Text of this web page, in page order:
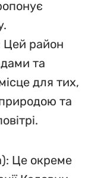
Цей район
та
для тих,
та
Це окреме